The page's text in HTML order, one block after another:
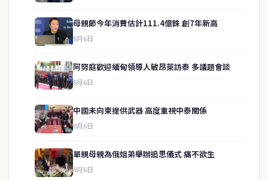
母親節今年消費估計111.4億銖 創7年新高
8月6日
阿努庭歡迎緬甸領導人敏昂萊訪泰 多議題會談
8月6日
中國未向柬提供武器 高度重視中泰關係
8月6日
單親母親為俄姐弟舉辦追思儀式 痛不欲生
8月6日
關於我們
service@thaichinesenews.com